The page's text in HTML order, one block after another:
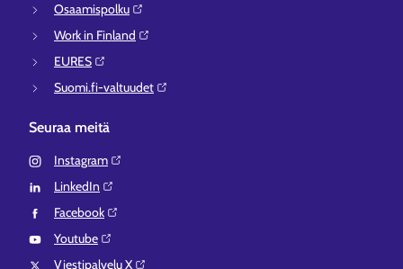
Osaamispolku⁠
Work in Finland⁠
EURES⁠
Suomi.fi-valtuudet⁠
Seuraa meitä
Instagram⁠
LinkedIn⁠
Facebook⁠
Youtube⁠
Viestipalvelu X⁠